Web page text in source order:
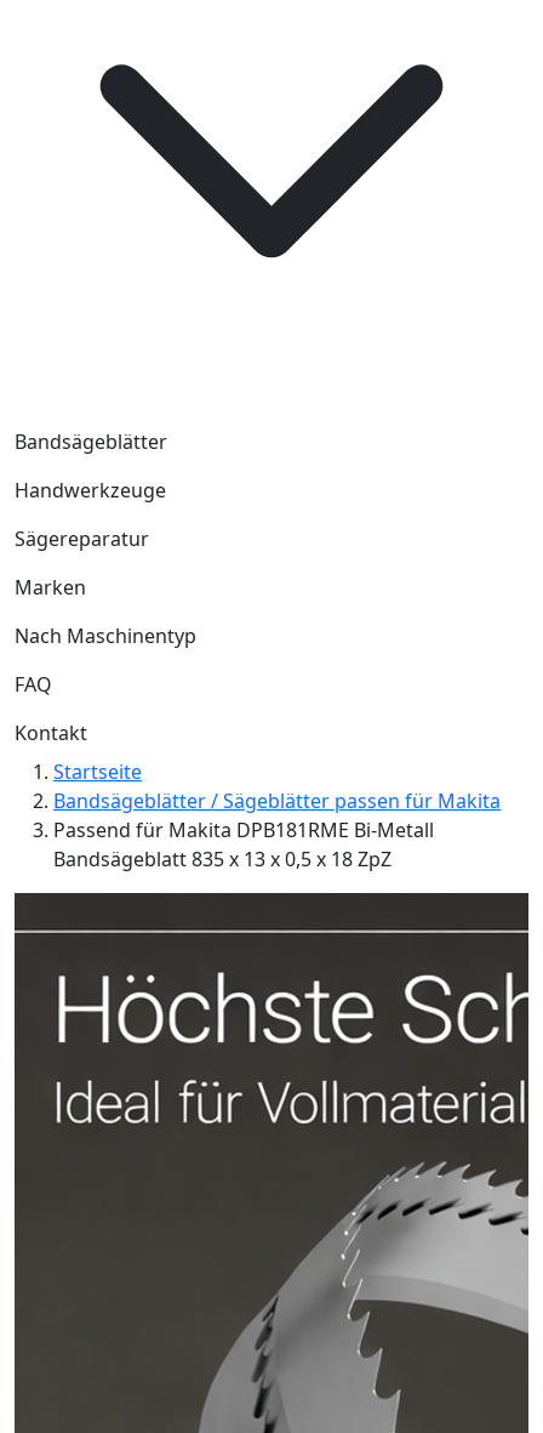
Bandsägeblätter
Handwerkzeuge
Sägereparatur
Marken
Nach Maschinentyp
FAQ
Kontakt
Startseite
Bandsägeblätter / Sägeblätter passen für Makita
Passend für Makita DPB181RME Bi-Metall
Bandsägeblatt 835 x 13 x 0,5 x 18 ZpZ